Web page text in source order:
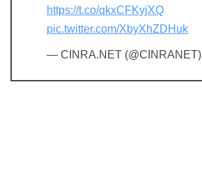
https://t.co/qkxCFKyjXQ
pic.twitter.com/XbyXhZDHuk
— CINRA.NET (@CINRANET)